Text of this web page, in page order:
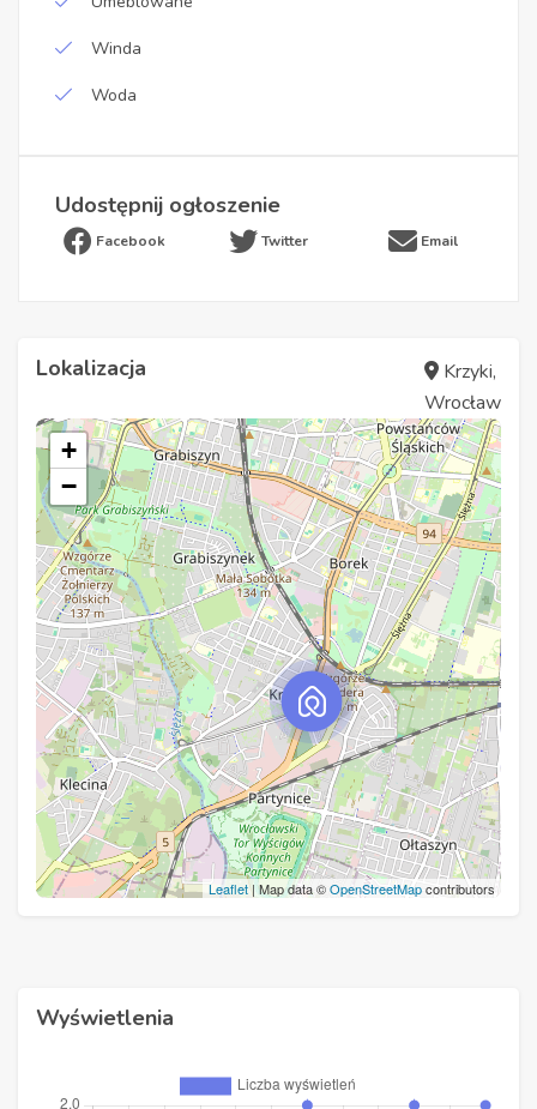
Winda
Woda
Udostępnij ogłoszenie
Facebook Twitter Email
Lokalizacja
Krzyki,
Wrocław
+
−
Leaflet| Map data ©OpenStreetMapcontributors
Wyświetlenia